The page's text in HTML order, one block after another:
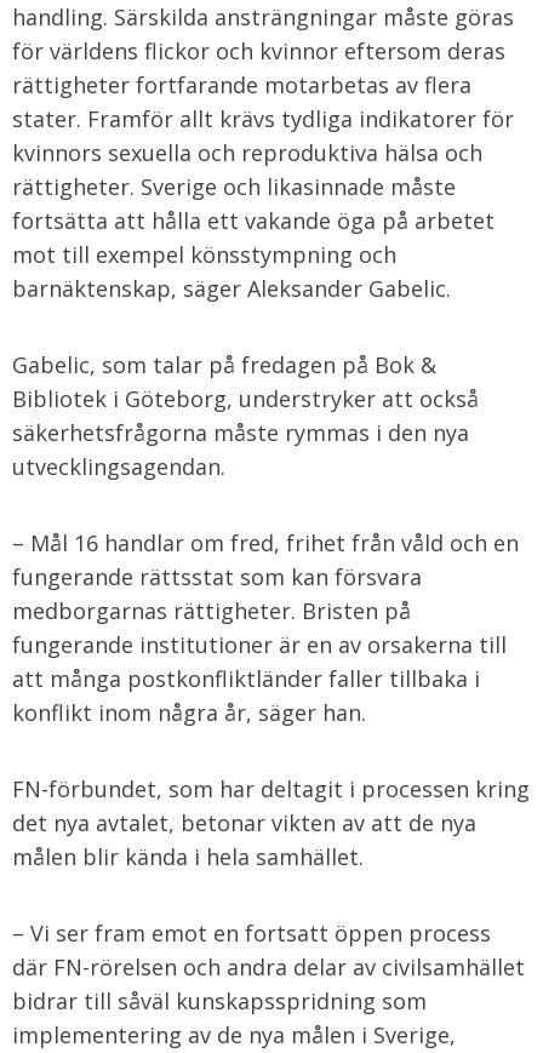
handling. Särskilda ansträngningar måste göras
för världens flickor och kvinnor eftersom deras
rättigheter fortfarande motarbetas av flera
stater. Framför allt krävs tydliga indikatorer för
kvinnors sexuella och reproduktiva hälsa och
rättigheter. Sverige och likasinnade måste
fortsätta att hålla ett vakande öga på arbetet
mot till exempel könsstympning och
barnäktenskap, säger Aleksander Gabelic.
Gabelic, som talar på fredagen på Bok &
Bibliotek i Göteborg, understryker att också
säkerhetsfrågorna måste rymmas i den nya
utvecklingsagendan.
– Mål 16 handlar om fred, frihet från våld och en
fungerande rättsstat som kan försvara
medborgarnas rättigheter. Bristen på
fungerande institutioner är en av orsakerna till
att många postkonfliktländer faller tillbaka i
konflikt inom några år, säger han.
FN-förbundet, som har deltagit i processen kring
det nya avtalet, betonar vikten av att de nya
målen blir kända i hela samhället.
– Vi ser fram emot en fortsatt öppen process
där FN-rörelsen och andra delar av civilsamhället
bidrar till såväl kunskapsspridning som
implementering av de nya målen i Sverige,